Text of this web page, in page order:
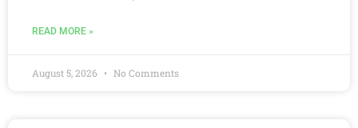
READ MORE »
August 5, 2026 No Comments